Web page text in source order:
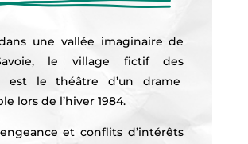
une vallée imaginaire de
Savoie, le village fictif des
est le théâtre d’un drame
lors de l’hiver 1984.
et conflits d’intérêts